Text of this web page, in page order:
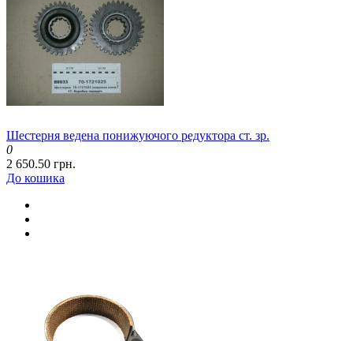
Шестерня ведена понижуючого редуктора ст. зр.
0
2 650.50 грн.
До кошика